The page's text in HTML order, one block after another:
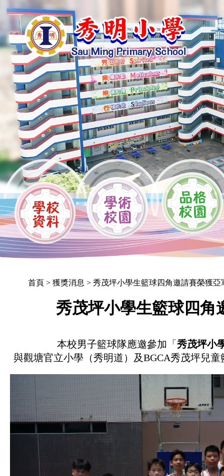
首頁> 獲獎消息 > 秀茂坪小學生籃球四角邀請賽榮獲亞
秀茂坪小學生籃球四角
本校男子籃球隊應邀參加「秀茂坪小
與觀塘官立小學（秀明道）及BGCA秀茂坪兒